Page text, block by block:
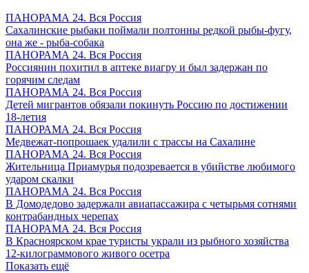
ПАНОРАМА 24. Вся Россия
Сахалинские рыбаки поймали полтонны редкой рыбы-фугу,
она же - рыба-собака
ПАНОРАМА 24. Вся Россия
Россиянин похитил в аптеке виагру и был задержан по
горячим следам
ПАНОРАМА 24. Вся Россия
Детей мигрантов обязали покинуть Россию по достижении
18-летия
ПАНОРАМА 24. Вся Россия
Медвежат-попрошаек удалили с трассы на Сахалине
ПАНОРАМА 24. Вся Россия
Жительница Приамурья подозревается в убийстве любимого
ударом скалки
ПАНОРАМА 24. Вся Россия
В Домодедово задержали авиапассажира с четырьмя сотнями
контрабандных черепах
ПАНОРАМА 24. Вся Россия
В Красноярском крае туристы украли из рыбного хозяйства
12-килограммового живого осетра
Показать ещё